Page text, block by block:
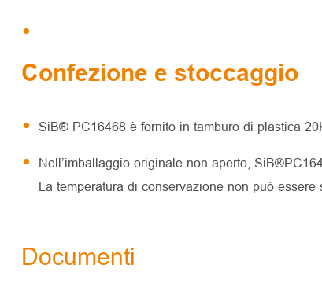
Confezione e stoccaggio
SiB® PC16468 è fornito in tamburo di plastica
Nell’imballaggio originale non aperto,
La temperatura di conservazione non può essere
Documenti